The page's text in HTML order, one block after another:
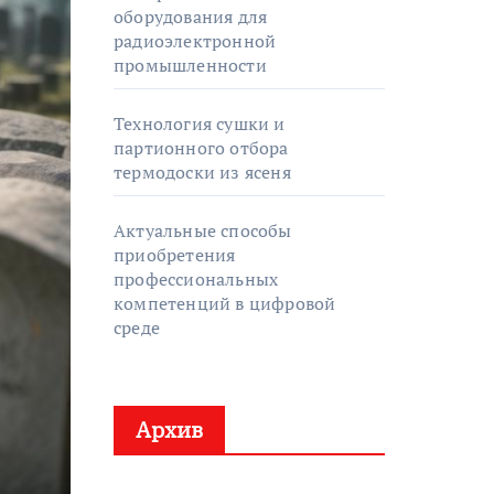
оборудования для
радиоэлектронной
промышленности
Технология сушки и
партионного отбора
термодоски из ясеня
Актуальные способы
приобретения
профессиональных
компетенций в цифровой
среде
Архив